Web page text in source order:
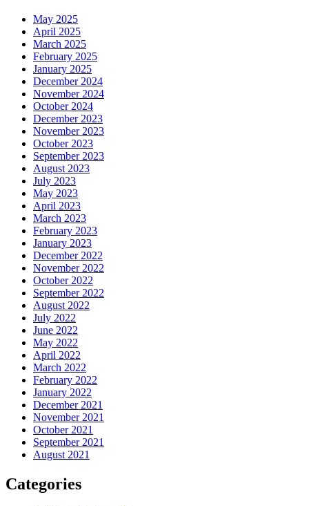
May 2025
April 2025
March 2025
February 2025
January 2025
December 2024
November 2024
October 2024
December 2023
November 2023
October 2023
September 2023
August 2023
July 2023
May 2023
April 2023
March 2023
February 2023
January 2023
December 2022
November 2022
October 2022
September 2022
August 2022
July 2022
June 2022
May 2022
April 2022
March 2022
February 2022
January 2022
December 2021
November 2021
October 2021
September 2021
August 2021
Categories